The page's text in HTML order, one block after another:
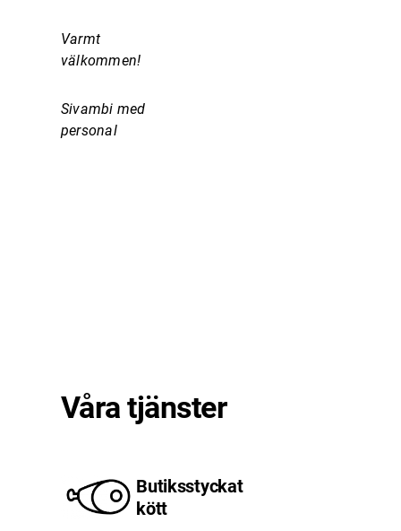
Varmt
välkommen!
Sivambi med
personal
Våra tjänster
Butiksstyckat
kött